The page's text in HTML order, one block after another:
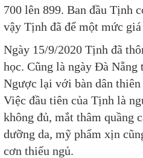
700 lên 899. Ban đầu Tịnh
vậy Tịnh đã để một mức
Ngày 15/9/2020 Tịnh đã
học. Cũng là ngày Đà Nẵng
Ngược lại với bàn dân thiên
Việc đầu tiên của Tịnh là
không đủ, mắt thâm quầng
dưỡng da, mỹ phẩm xịn
cơn thiếu ngủ.